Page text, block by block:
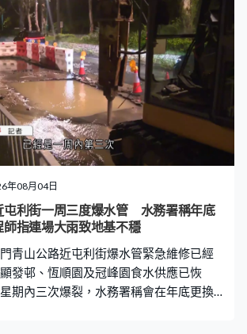
四次大型演練，要動員公務員參與，暫
。最大規模一次會動員1.5萬至2萬人，
據了解，當局要求公務員攜帶回鄉證，
關系統運作。第一場演練在平日舉行，
巴接送公務員到新建皇崗口岸，其後場
劃逐步加入其他公共交通工具模擬交通
的交通開支預料實報實銷。 立法會保安事
家輝：「在口岸上落位，我相信乘客都有
有那麼快捷，如何做到巴士來到時不會
都要留心。雖然皇崗口岸每日最多20萬
20萬人並不是同一時間到達或離開，最
要評估口岸進出人流是多少，以此作為
線小巴線將會延
年08月04日
屯利街一周三度爆水管 水務署稱年底
指連場大雨致地基不穩
門青山公路近屯利街爆水管緊急維修已經
發邨、恆順園及冠峰園食水供應已恢
期內三次爆裂，水務署稱會在年底更換